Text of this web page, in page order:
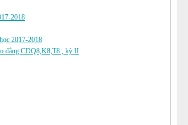
2018
2017-2018
đẳng CDQ8,K8,T8 , kỳ II